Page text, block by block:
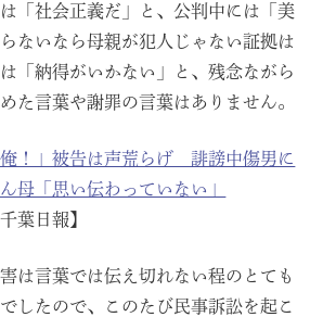
「社会正義だ」と、公判中には「美
ないなら母親が犯人じゃない証拠は
「納得がいかない」と、残念ながら
た言葉や謝罪の言葉はありません。
俺！」被告は声荒らげ 誹謗中傷男に
母「思い伝わっていない」
葉日報】
は言葉では伝え切れない程のとても
したので、このたび民事訴訟を起こ